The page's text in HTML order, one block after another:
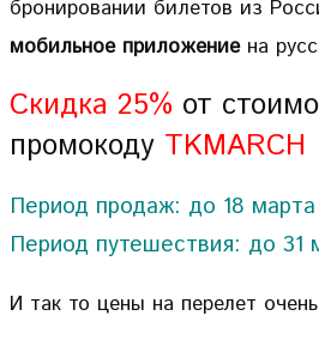
бронировании билетов из
мобильное приложениена
Скидка 25% от
промокоду TKMARCH
Период продаж: до 18 марта
Период путешествия: до 31
И так то цены на перелет